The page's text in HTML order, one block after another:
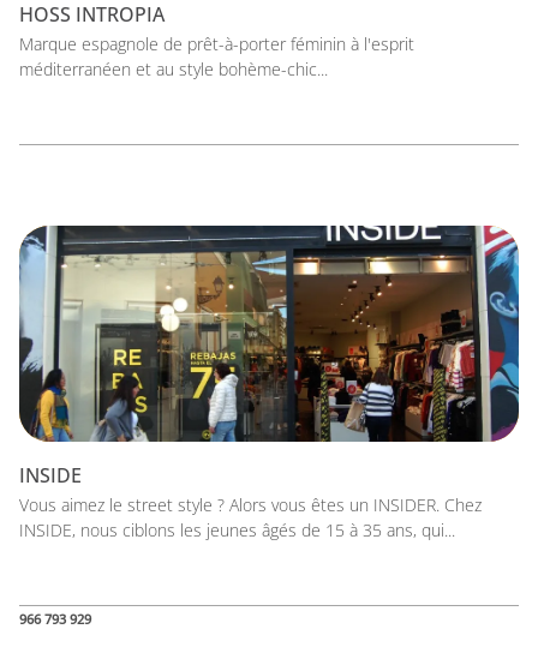
HOSS INTROPIA
Marque espagnole de prêt-à-porter féminin à l'esprit
méditerranéen et au style bohème-chic...
INSIDE
Vous aimez le street style ? Alors vous êtes un INSIDER. Chez
INSIDE, nous ciblons les jeunes âgés de 15 à 35 ans, qui...
966 793 929